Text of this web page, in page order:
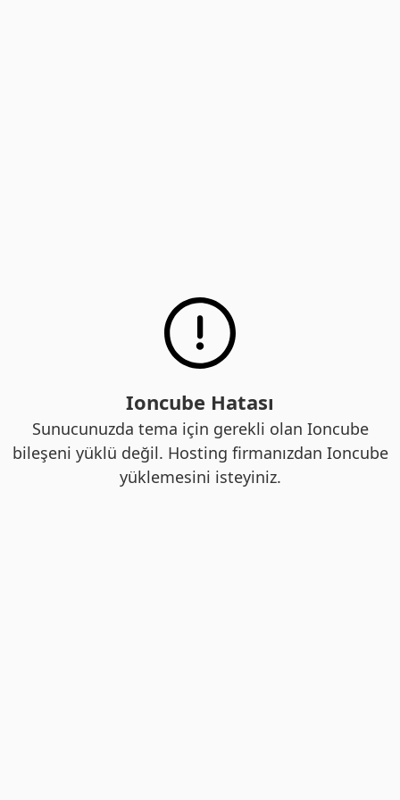
Ioncube Hatası
Sunucunuzda tema için gerekli olan Ioncube
bileşeni yüklü değil. Hosting firmanızdan Ioncube
yüklemesini isteyiniz.